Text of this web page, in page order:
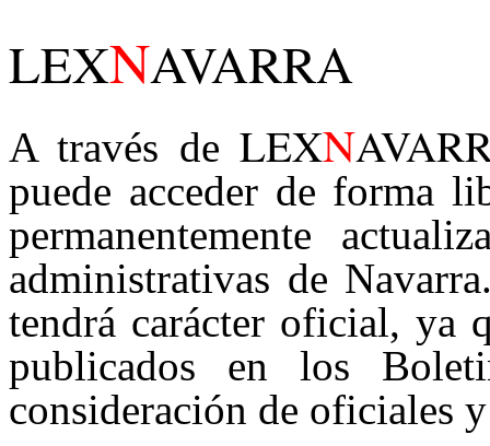
LEXNAVARRA
A través de LEXN
puede acceder de forma
permanentemente
administrativas de
tendrá carácter oficial, ya
publicados en los
consideración de oficiales